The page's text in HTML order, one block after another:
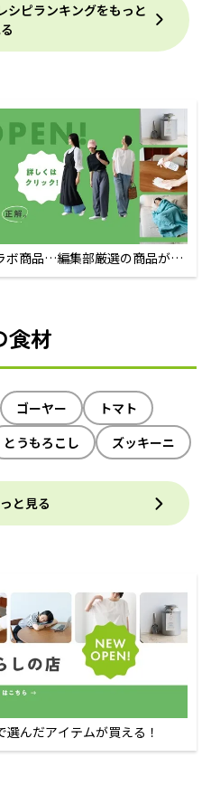
シピランキングをもっと
ボ商品…編集部厳選の商品が買
食材
ゴーヤー
トマト
とうもろこし ズッキーニ
と見る
んだアイテムが買える！